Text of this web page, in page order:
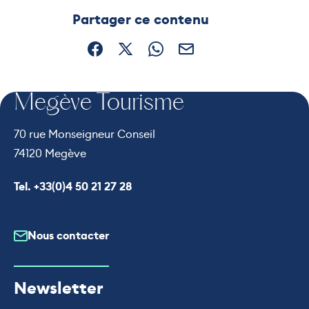
Partager ce contenu
Partager sur Facebook (nouvelle fenêtre)
Partager sur X / Twitter (nouvelle
Partager sur WhatsApp
Partager par mail
Megève Tourisme
70 rue Monseigneur Conseil
74120 Megève
Appeler le
Tel. +33(0)4 50 21 27 28
Nous contacter
Newsletter